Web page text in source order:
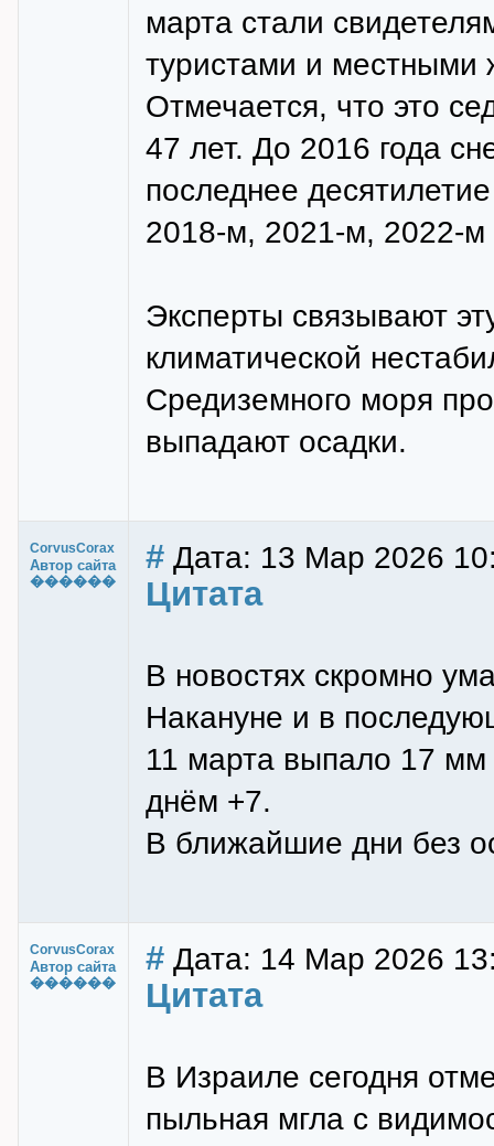
марта стали
туристами и
Отмечается, что это
47 лет. До 2016 года
последнее
2018-м, 2021-м, 2022-м
Эксперты связывают
климатической
Средиземного моря
выпадают осадки.
CorvusCorax
Автор сайта
������
# Дата: 13 Мар 2026
Цитата
В новостях скромно
Накануне и в
11 марта выпало 17 мм
днём +7.
В ближайшие дни без
CorvusCorax
Автор сайта
������
# Дата: 14 Мар 2026
Цитата
В Израиле сегодня
пыльная мгла с